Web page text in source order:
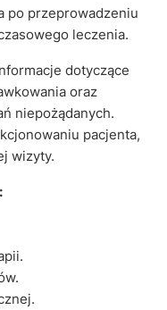
po przeprowadzeniu
leczenia.
dotyczące
oraz
niepożądanych.
pacjenta,
wizyty.